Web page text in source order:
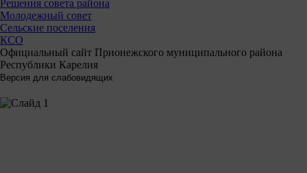
Решения совета района
Молодежный совет
Сельские поселения
КСО
Официальный сайт Прионежского муниципального района
Республики Карелия